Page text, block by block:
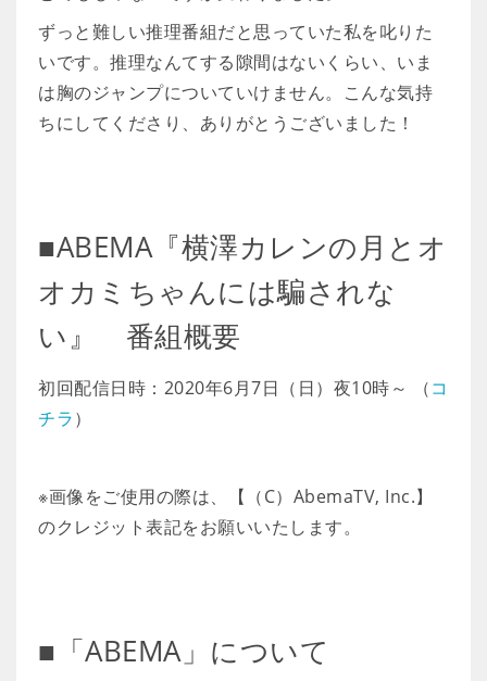
ずっと難しい推理番組だと思っていた私を叱りた
いです。推理なんてする隙間はないくらい、いま
は胸のジャンプについていけません。こんな気持
ちにしてくださり、ありがとうございました！
■ABEMA『横澤カレンの月とオ
オカミちゃんには騙されな
い』 番組概要
初回配信日時：2020年6月7日（日）夜10時～ （コ
チラ）
※画像をご使用の際は、【（C）AbemaTV, Inc.】
のクレジット表記をお願いいたします。
■「ABEMA」について